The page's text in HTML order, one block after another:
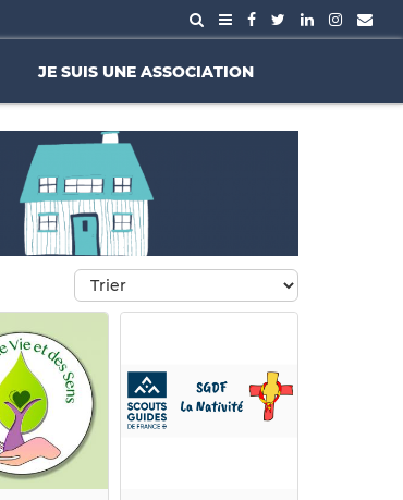
JE SUIS UNE ASSOCIATION